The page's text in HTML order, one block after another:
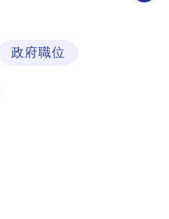
政府職位